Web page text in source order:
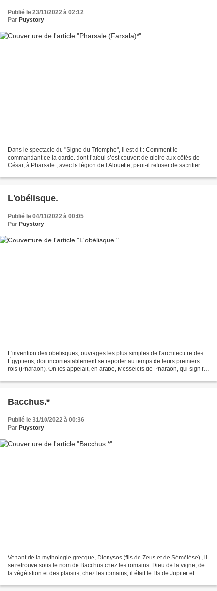
Publié le 23/11/2022 à 02:12
Par Puystory
Dans le spectacle du "Signe du Triomphe", il est dit : Comment le
commandant de la garde, dont l’aïeul s’est couvert de gloire aux côtés de
César, à Pharsale , avec la légion de l’Alouette, peut-il refuser de sacrifier
L'obélisque.
Publié le 04/11/2022 à 00:05
Par Puystory
L'invention des obélisques, ouvrages les plus simples de l'architecture des
Égyptiens, doit incontestablement se reporter au temps de leurs premiers
rois (Pharaon). On les appelait, en arabe, Messelets de Pharaon, qui signifie
Bacchus.*
Publié le 31/10/2022 à 00:36
Par Puystory
Venant de la mythologie grecque, Dionysos (fils de Zeus et de Sémélése) , il
se retrouve sous le nom de Bacchus chez les romains. Dieu de la vigne, de
la végétation et des plaisirs, chez les romains, il était le fils de Jupiter et